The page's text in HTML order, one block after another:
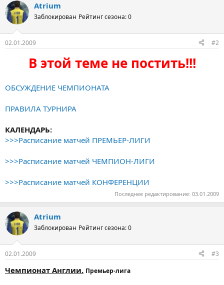
к
ц
и
Atrium
Заблокирован Рейтинг сезона: 0
02.01.2009 #2
В этой теме не постить!!!
ОБСУЖДЕНИЕ ЧЕМПИОНАТА
ПРАВИЛА ТУРНИРА
КАЛЕНДАРЬ:
>>>Расписание матчей ПРЕМЬЕР-ЛИГИ
>>>Расписание матчей ЧЕМПИОН-ЛИГИ
>>>Расписание матчей КОНФЕРЕНЦИИ
Последнее редактирование: 03.01.2009
Atrium
Заблокирован Рейтинг сезона: 0
02.01.2009 #3
Чемпионат Англии. Премьер-лига